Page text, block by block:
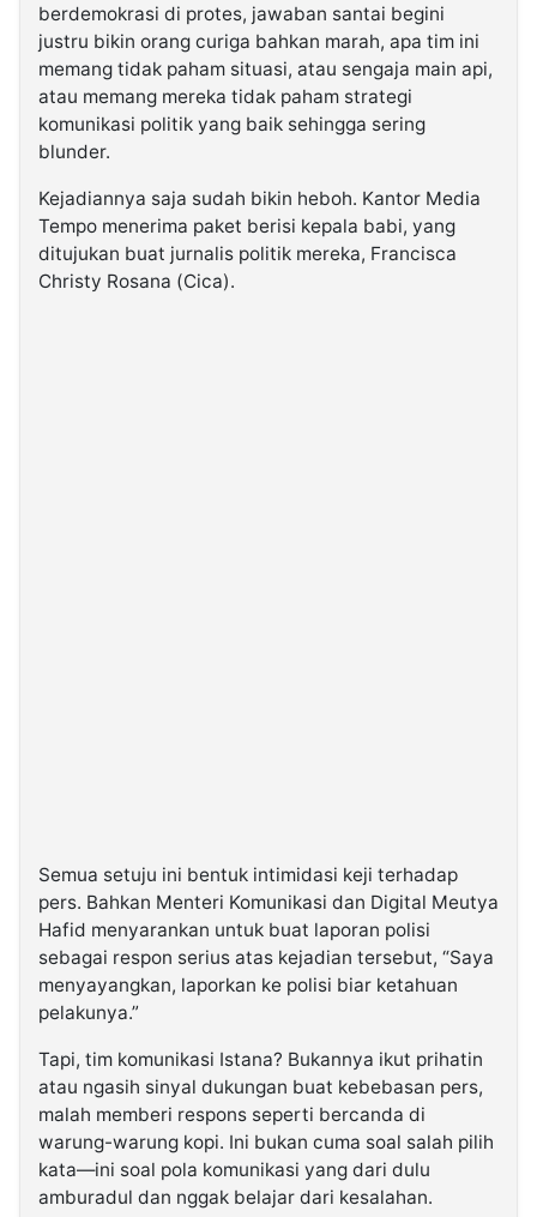
berdemokrasi di protes, jawaban santai begini
justru bikin orang curiga bahkan marah, apa tim ini
memang tidak paham situasi, atau sengaja main api,
atau memang mereka tidak paham strategi
komunikasi politik yang baik sehingga sering
blunder.
Kejadiannya saja sudah bikin heboh. Kantor Media
Tempo menerima paket berisi kepala babi, yang
ditujukan buat jurnalis politik mereka, Francisca
Christy Rosana (Cica).
Semua setuju ini bentuk intimidasi keji terhadap
pers. Bahkan Menteri Komunikasi dan Digital Meutya
Hafid menyarankan untuk buat laporan polisi
sebagai respon serius atas kejadian tersebut, “Saya
menyayangkan, laporkan ke polisi biar ketahuan
pelakunya.”
Tapi, tim komunikasi Istana? Bukannya ikut prihatin
atau ngasih sinyal dukungan buat kebebasan pers,
malah memberi respons seperti bercanda di
warung-warung kopi. Ini bukan cuma soal salah pilih
kata—ini soal pola komunikasi yang dari dulu
amburadul dan nggak belajar dari kesalahan.